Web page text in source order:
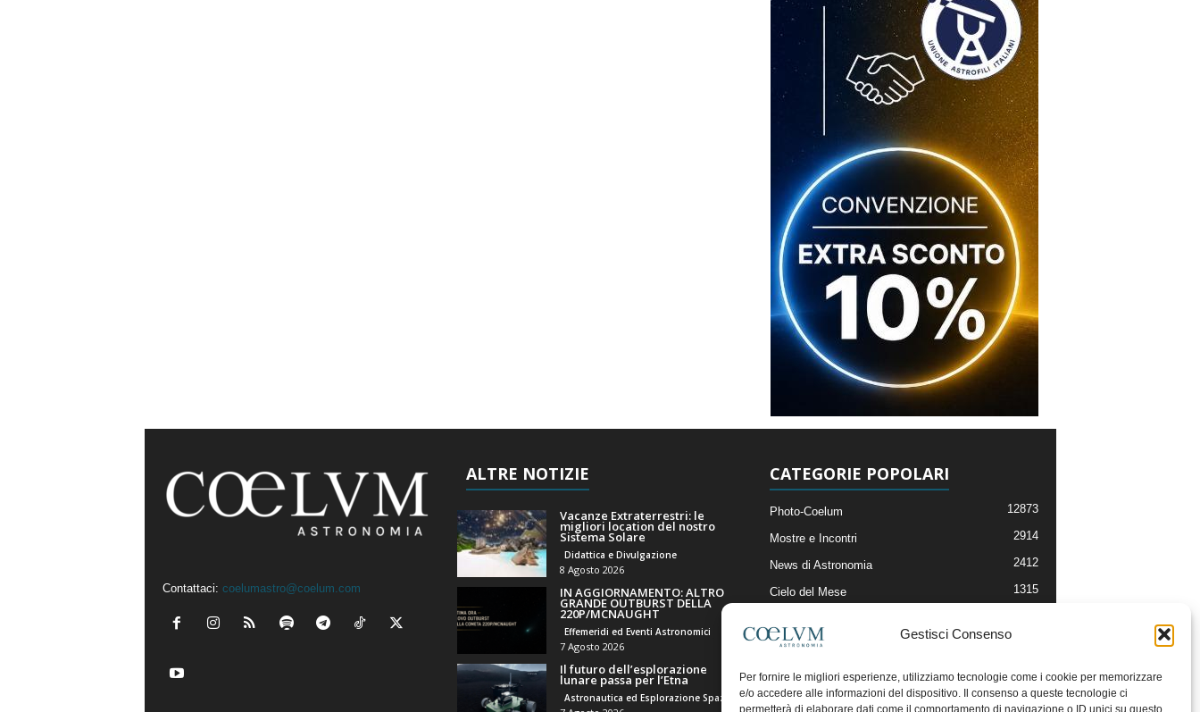
Gestisci Consenso
Per fornire le migliori esperienze, utilizziamo tecnologie come i cookie per memorizzare
e/o accedere alle informazioni del dispositivo. Il consenso a queste tecnologie ci
permetterà di elaborare dati come il comportamento di navigazione o ID unici su questo
Contattaci: coelumastro@coelum.com
ALTRE NOTIZIE
Vacanze Extraterrestri: le
migliori location del nostro
Sistema Solare
Didattica e Divulgazione
8 Agosto 2026
IN AGGIORNAMENTO: ALTRO
GRANDE OUTBURST DELLA
220P/MCNAUGHT
Effemeridi ed Eventi Astronomici
7 Agosto 2026
Il futuro dell’esplorazione
lunare passa per l’Etna
CATEGORIE POPOLARI
Photo-Coelum 12873
Mostre e Incontri 2914
News di Astronomia 2412
Cielo del Mese 1315
Articoli e Risorse On-Line
Il Blog della Redazione